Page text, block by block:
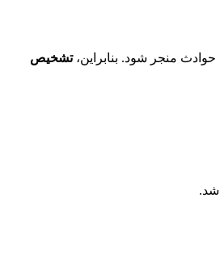
منجر شود. بنابراین،تشخیص